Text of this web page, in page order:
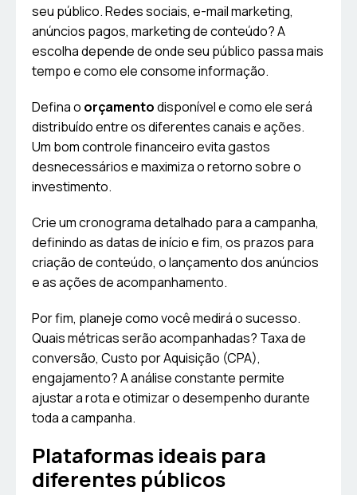
seu público. Redes sociais, e-mail marketing,
anúncios pagos, marketing de conteúdo? A
escolha depende de onde seu público passa mais
tempo e como ele consome informação.
Defina o orçamentodisponível e como ele será
distribuído entre os diferentes canais e ações.
Um bom controle financeiro evita gastos
desnecessários e maximiza o retorno sobre o
investimento.
Crie um cronograma detalhado para a campanha,
definindo as datas de início e fim, os prazos para
criação de conteúdo, o lançamento dos anúncios
e as ações de acompanhamento.
Por fim, planeje como você medirá o sucesso.
Quais métricas serão acompanhadas? Taxa de
conversão, Custo por Aquisição (CPA),
engajamento? A análise constante permite
ajustar a rota e otimizar o desempenho durante
toda a campanha.
Plataformas ideais para
diferentes públicos